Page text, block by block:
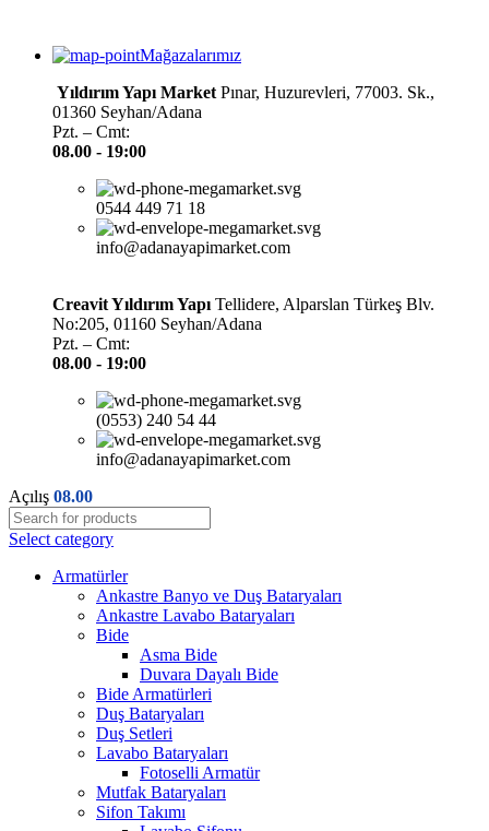
Mağazalarımız
Yıldırım Yapı Market Pınar, Huzurevleri, 77003. Sk.,
01360 Seyhan/Adana
Pzt. – Cmt:
08.00 - 19:00
0544 449 71 18
info@adanayapimarket.com
Creavit Yıldırım Yapı Tellidere, Alparslan Türkeş Blv.
No:205, 01160 Seyhan/Adana
Pzt. – Cmt:
08.00 - 19:00
(0553) 240 54 44
info@adanayapimarket.com
Açılış 08.00
Select category
Armatürler
Ankastre Banyo ve Duş Bataryaları
Ankastre Lavabo Bataryaları
Bide
Asma Bide
Duvara Dayalı Bide
Bide Armatürleri
Duş Bataryaları
Duş Setleri
Lavabo Bataryaları
Fotoselli Armatür
Mutfak Bataryaları
Sifon Takımı